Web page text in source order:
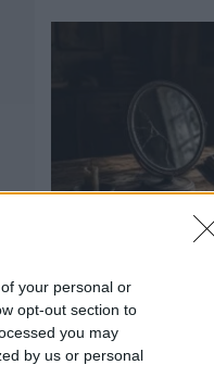
your personal or
opt-out section to
you may
by us or personal
Cómo el
realidad:
hasta la vida